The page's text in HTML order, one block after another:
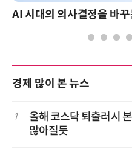
경제 많이 본 뉴스
1
올해 코스닥 퇴출러시
많아질듯